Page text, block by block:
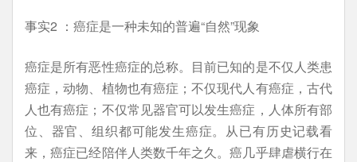
事实2 ：癌症是一种未知的普遍“自然”现象
癌症是所有恶性癌症的总称。目前已知的是不仅人类患
癌症，动物、植物也有癌症；不仅现代人有癌症，古代
人也有癌症；不仅常见器官可以发生癌症，人体所有部
位、器官、组织都可能发生癌症。从已有历史记载看
来，癌症已经陪伴人类数千年之久。癌几乎肆虐横行在